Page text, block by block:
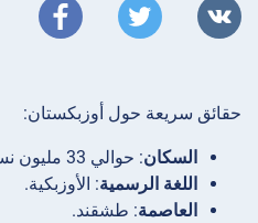
حقائق سريعة حول أوزبكستان:
السكان: حوالي 33 مليون نسمة.
اللغة الرسمية: الأوزبكية.
العاصمة: طشقند.